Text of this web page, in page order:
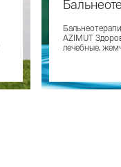
AZIMUT
лечебные,